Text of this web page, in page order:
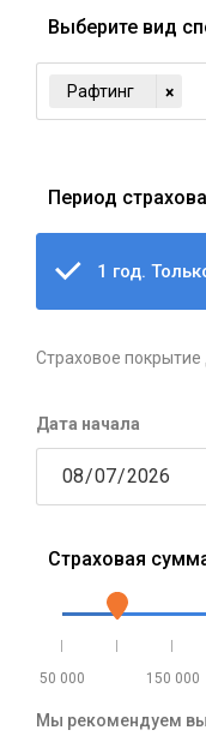
Выберите вид
Рафтинг ×
Период
1 год.
Страховое покрытие
Дата начала
Страховая
50 000 150 000
Мы рекомендуем